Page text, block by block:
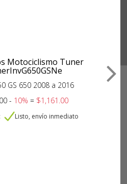
Motociclismo Tuner
GS 650 2008 a 2016
- 10% = $1,161.00
Listo, envío inmediato